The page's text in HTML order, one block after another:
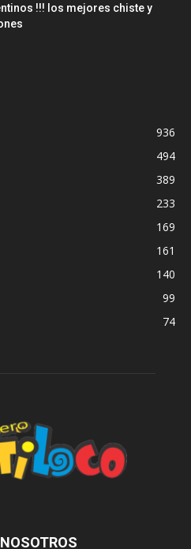
!!! los mejores chiste y
936
494
389
233
169
161
140
99
74